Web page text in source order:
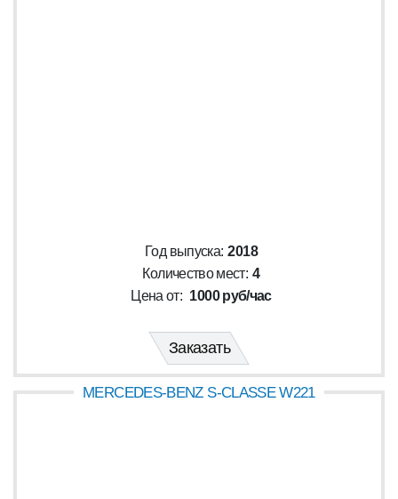
Год выпуска: 2018
Количество мест: 4
Цена от: 1000 руб/час
Заказать
MERCEDES-BENZ S-CLASSE W221